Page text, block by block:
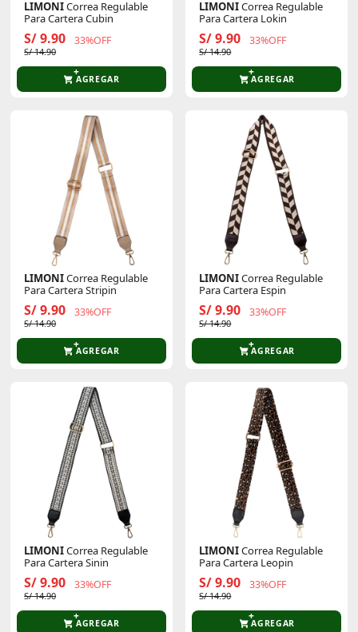
LIMONICorrea Regulable
Para Cartera Cubin
S/ 9.90 33%OFF
S/ 14.90
AGREGAR
LIMONICorrea Regulable
Para Cartera Lokin
S/ 9.90 33%OFF
S/ 14.90
AGREGAR
LIMONICorrea Regulable
Para Cartera Stripin
S/ 9.90 33%OFF
S/ 14.90
AGREGAR
LIMONICorrea Regulable
Para Cartera Espin
S/ 9.90 33%OFF
S/ 14.90
AGREGAR
LIMONICorrea Regulable
Para Cartera Sinin
S/ 9.90 33%OFF
S/ 14.90
AGREGAR
LIMONICorrea Regulable
Para Cartera Leopin
S/ 9.90 33%OFF
S/ 14.90
AGREGAR